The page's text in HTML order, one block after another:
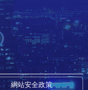
網站安全政策